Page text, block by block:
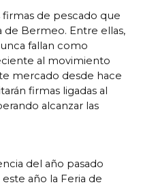
firmas de pescado que
de Bermeo. Entre ellas,
fallan como
al movimiento
mercado desde hace
firmas ligadas al
alcanzar las
del año pasado
año la Feria de